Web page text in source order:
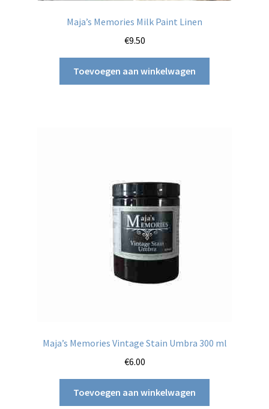
Maja’s Memories Milk Paint Linen
€9.50
Toevoegen aan winkelwagen
Maja’s Memories Vintage Stain Umbra 300 ml
€6.00
Toevoegen aan winkelwagen